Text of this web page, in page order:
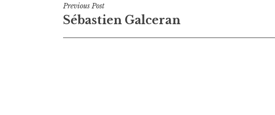
Navigation
de
Previous Post
Sébastien Galceran